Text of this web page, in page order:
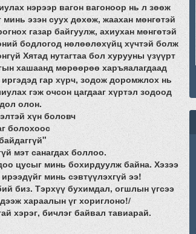
нэрээр вагон вагоноор нь л зөөж
эзэн суух дөхөж, жаахан мөнгөтэй
газар байгуулж, ахиухан мөнгөтэй
бодлогод нөлөөлөхүйц хүчтэй болж
Хятад нутагтаа бол хурууны үзүүрт
хашаанд мөрөөрөө харъяалагдаад
гар хүрч, зодож доромжлох нь
гэж очсон цагдааг хүртэл зодоод
олон.
хүн боловч
болохоос
мэт санагдах боллоо.
цусыг минь бохирдуулж байна. Хэзээ
минь сэвтүүлэхгүй ээ!
биз. Тэрхүү бухимдал, огшлын үгсээ
хараалын үг хориглоно!/
хэрэг, бичлэг байвал тавиарай.